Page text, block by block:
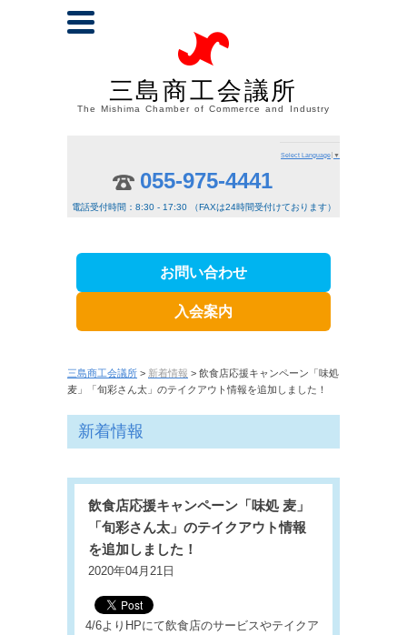
三島商工会議所
The Mishima Chamber of Commerce and Industry
Select Language ▼
055-975-4441
電話受付時間：8:30 - 17:30 （FAXは24時間受付けております）
お問い合わせ
入会案内
三島商工会議所 > 新着情報 > 飲食店応援キャンペーン「味処
麦」「旬彩さん太」のテイクアウト情報を追加しました！
新着情報
飲食店応援キャンペーン「味処 麦」
「旬彩さん太」のテイクアウト情報
を追加しました！
2020年04月21日
4/6よりHPにて飲食店のサービスやテイクア